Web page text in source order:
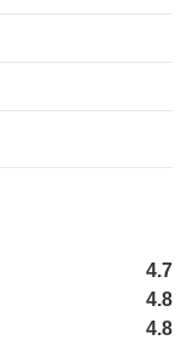
4.7
4.8
4.8